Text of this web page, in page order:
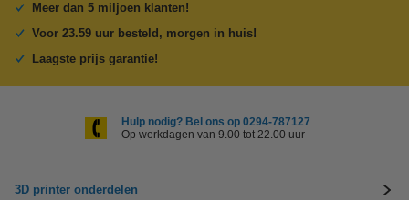
Meer dan 5 miljoen klanten!
Voor 23.59 uur besteld, morgen in huis!
Laagste prijs garantie!
Hulp nodig? Bel ons op 0294-787127
Op werkdagen van 9.00 tot 22.00 uur
3D printer onderdelen